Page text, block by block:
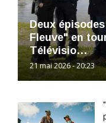
Deux
Fleuve" en
Télévisio…
21 mai 2026 - 20:23